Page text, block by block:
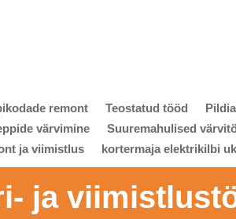
remont Teostatud tööd
värvimine
Suuremahulised
ja viimistlus
kortermaja elektrikilbi
ja